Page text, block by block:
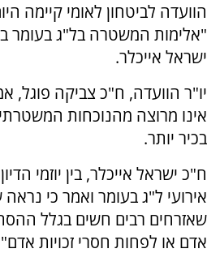
הוועדה לביטחון לאומי קיימה
"אלימות המשטרה בל"ג בעומר
ישראל אייכלר.
יו"ר הוועדה, ח"כ צביקה פוגל,
אינו מרוצה מהנוכחות
בכיר יותר.
ח"כ ישראל אייכלר, בין יוזמי
אירועי ל"ג בעומר ואמר כי
שאזרחים רבים חשים בגלל
אדם או לפחות חסרי זכויות